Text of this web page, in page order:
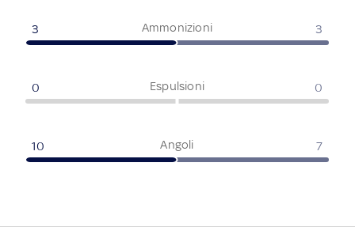
Ammonizioni
3 3
Espulsioni
0 0
Angoli
10 7